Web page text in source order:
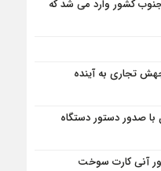
جنوب کشور وارد می شد که
جهش تجاری به آینده
با صدور دستور دستگاه